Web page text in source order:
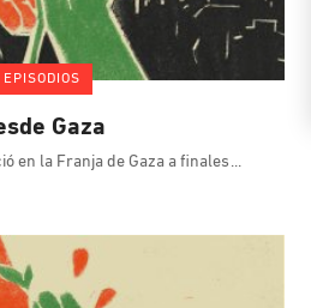
EPISODIOS
Gaza
en la Franja de Gaza a finales